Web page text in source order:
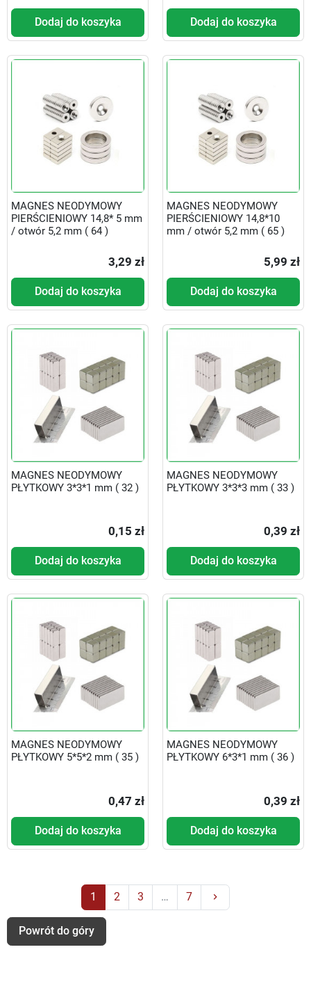
Dodaj do koszyka Dodaj do koszyka
MAGNES NEODYMOWY
PIERŚCIENIOWY 14,8* 5 mm
/ otwór 5,2 mm ( 64 )
3,29 zł
Dodaj do koszyka
MAGNES NEODYMOWY
PIERŚCIENIOWY 14,8*10
mm / otwór 5,2 mm ( 65 )
5,99 zł
Dodaj do koszyka
MAGNES NEODYMOWY
PŁYTKOWY 3*3*1 mm ( 32 )
0,15 zł
Dodaj do koszyka
MAGNES NEODYMOWY
PŁYTKOWY 3*3*3 mm ( 33 )
0,39 zł
Dodaj do koszyka
MAGNES NEODYMOWY
PŁYTKOWY 5*5*2 mm ( 35 )
0,47 zł
Dodaj do koszyka
MAGNES NEODYMOWY
PŁYTKOWY 6*3*1 mm ( 36 )
0,39 zł
Dodaj do koszyka
1 2 3 … 7 keyboard_arrow_right
Powrót do góry